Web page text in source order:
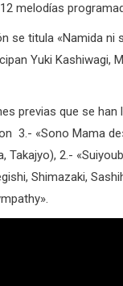
melodías
se titula «Namida ni
Yuki Kashiwagi,
previas que se han
3.- «Sono Mama
Takajyo), 2.-
Shimazaki,